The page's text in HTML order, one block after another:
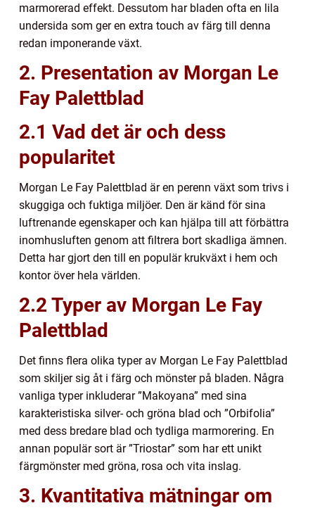
marmorerad effekt. Dessutom har bladen ofta en lila
undersida som ger en extra touch av färg till denna
redan imponerande växt.
2. Presentation av Morgan Le
Fay Palettblad
2.1 Vad det är och dess
popularitet
Morgan Le Fay Palettblad är en perenn växt som trivs i
skuggiga och fuktiga miljöer. Den är känd för sina
luftrenande egenskaper och kan hjälpa till att förbättra
inomhusluften genom att filtrera bort skadliga ämnen.
Detta har gjort den till en populär krukväxt i hem och
kontor över hela världen.
2.2 Typer av Morgan Le Fay
Palettblad
Det finns flera olika typer av Morgan Le Fay Palettblad
som skiljer sig åt i färg och mönster på bladen. Några
vanliga typer inkluderar ”Makoyana” med sina
karakteristiska silver- och gröna blad och ”Orbifolia”
med dess bredare blad och tydliga marmorering. En
annan populär sort är ”Triostar” som har ett unikt
färgmönster med gröna, rosa och vita inslag.
3. Kvantitativa mätningar om